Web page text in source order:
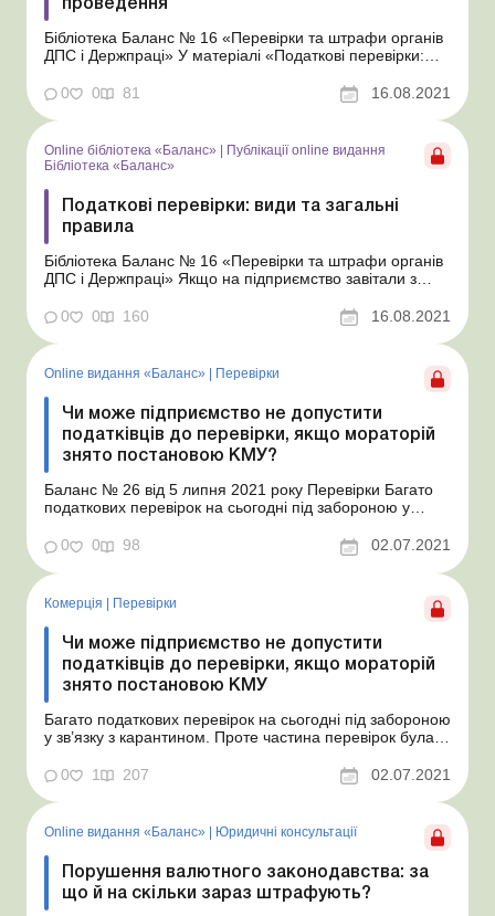
проведення
Бібліотека Баланс № 16 «Перевірки та штрафи органів
ДПС і Держпраці» У матеріалі «Податкові перевірки:
правила проведення перевірок органами ДПС. Тут
розглянемо, як проводяться планові перевірки,
зокрема, як часто пода...
0 0 81 16.08.2021
Online бібліотека «Баланс»
Публікації online видання
Бібліотека «Баланс»
Податкові перевірки: види та загальні
правила
Бібліотека Баланс № 16 «Перевірки та штрафи органів
ДПС і Держпраці» Якщо на підприємство завітали з
відразу починає прикидати можливий розмір штрафу.
Але навіщо відразу думати про погане? Якщо ретельно
вивчити правила, якими керуються п...
0 0 160 16.08.2021
Online видання «Баланс» Перевірки
Чи може підприємство не допустити
податківців до перевірки, якщо мораторій
знято постановою КМУ?
Баланс № 26 від 5 липня 2021 року Перевірки Багато
податкових перевірок на сьогодні під забороною у
виведена з-під мораторію постановою КМУ. Але ж
мораторій був запроваджений законом, а статус
постанови КМУ – нижчий. Отже, можна не доп...
0 0 98 02.07.2021
Комерція | Перевірки
Чи може підприємство не допустити
податківців до перевірки, якщо мораторій
знято постановою КМУ
Багато податкових перевірок на сьогодні під забороною
у зв’язку з карантином. Проте частина перевірок була
мораторій був запроваджений законом, а статус
постанови КМУ – нижчий. Отже, можна не допускати
0 1 207 02.07.2021
Online видання «Баланс» Юридичні консультації
Порушення валютного законодавства: за
що й на скільки зараз штрафують?